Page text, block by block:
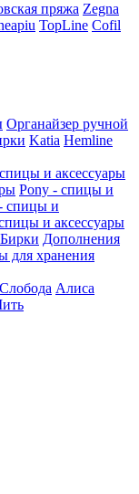
пряжа Zegna
TopLine Cofil
Органайзер ручной
Katia Hemline
и аксессуары
Pony - спицы и
спицы и
и аксессуары
Бирки Дополнения
для хранения
Алиса